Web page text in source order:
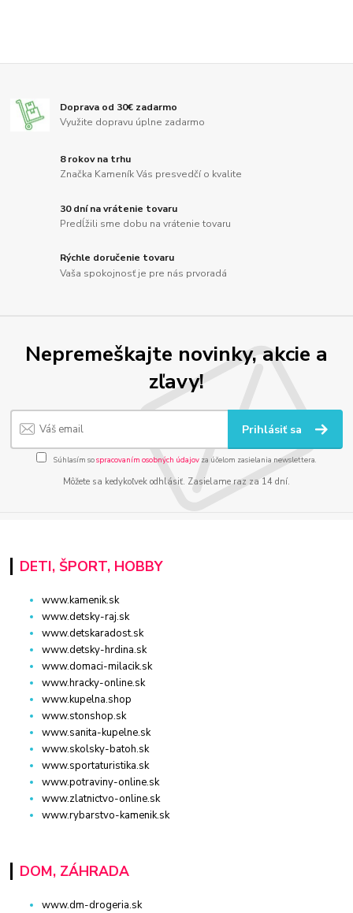
Doprava od 30€ zadarmo
Využite dopravu úplne zadarmo
8 rokov na trhu
Značka Kameník Vás presvedčí o kvalite
30 dní na vrátenie tovaru
Predĺžili sme dobu na vrátenie tovaru
Rýchle doručenie tovaru
Vaša spokojnosť je pre nás prvoradá
Nepremeškajte novinky, akcie a
zľavy!
Prihlásiť sa
Súhlasím sospracovaním osobných údajov za účelom zasielania newslettera.
Môžete sa kedykoľvek odhlásiť. Zasielame raz za 14 dní.
DETI, ŠPORT, HOBBY
www.kamenik.sk
www.detsky-raj.sk
www.detskaradost.sk
www.detsky-hrdina.sk
www.domaci-milacik.sk
www.hracky-online.sk
www.kupelna.shop
www.stonshop.sk
www.sanita-kupelne.sk
www.skolsky-batoh.sk
www.sportaturistika.sk
www.potraviny-online.sk
www.zlatnictvo-online.sk
www.rybarstvo-kamenik.sk
DOM, ZÁHRADA
www.dm-drogeria.sk